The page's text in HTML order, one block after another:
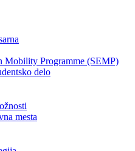
Mobility Programme (SEMP)
delo
mesta